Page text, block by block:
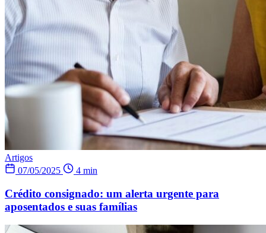
Artigos
07/05/2025
4 min
Crédito consignado: um alerta urgente para
aposentados e suas famílias